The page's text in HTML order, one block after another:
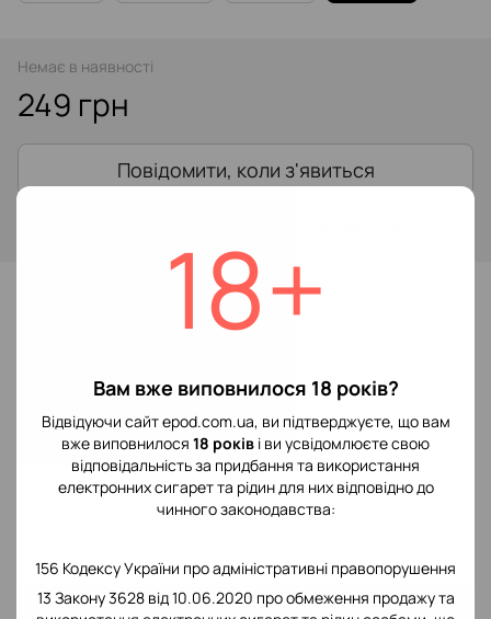
18+
Вам вже виповнилося 18 років?
Відвідуючи сайт epod.com.ua, ви підтверджуєте, що вам
вже виповнилося 18 років і ви усвідомлюєте свою
відповідальність за придбання та використання
електронних сигарет та рідин для них відповідно до
чинного законодавства:
156 Кодексу України про адміністративні правопорушення
13 Закону 3628 від 10.06.2020 про обмеження продажу та
Немає в наявності
249 грн
Повідомити, коли з'явиться
До обраного
Додайте перший відгук
Написати відгук